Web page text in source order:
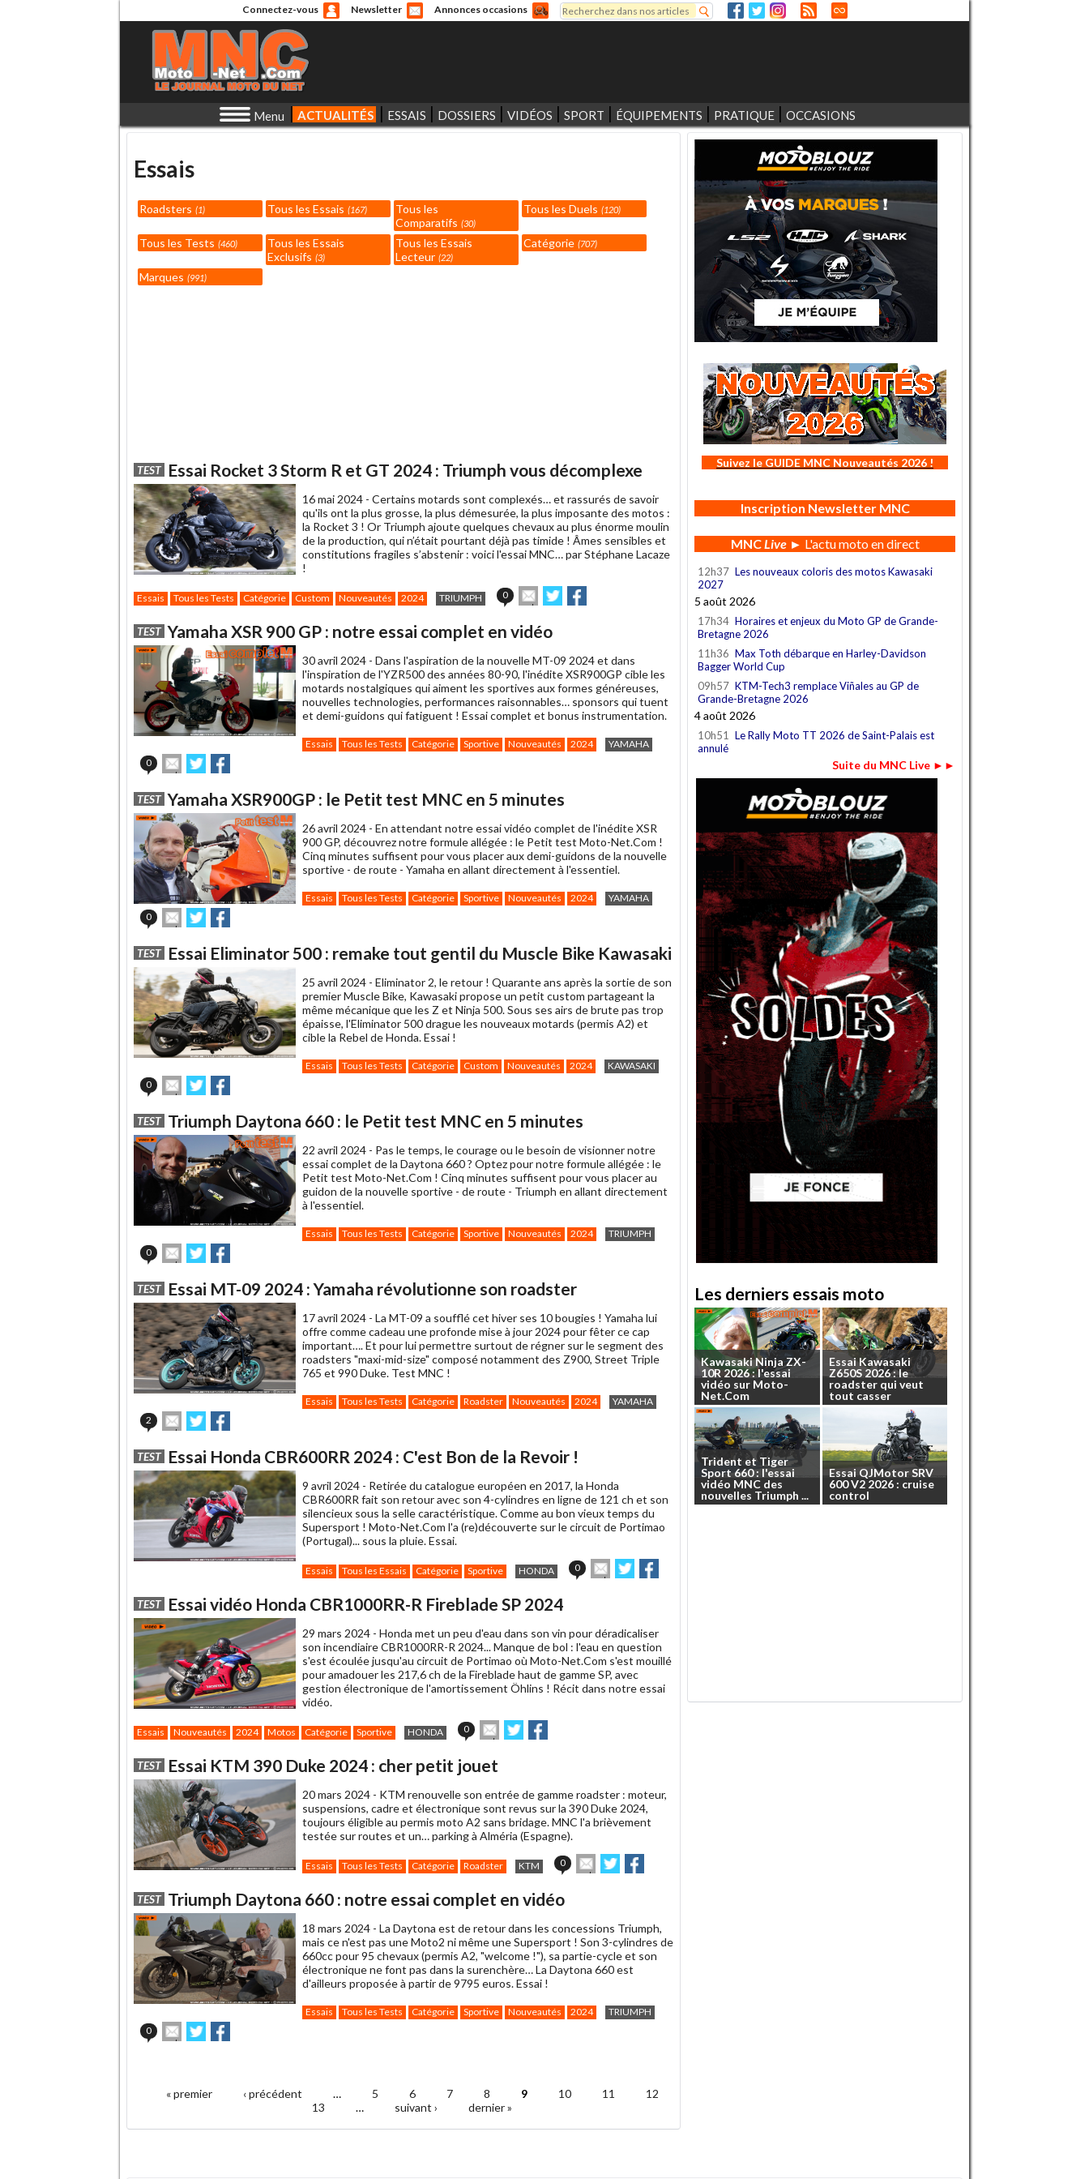
Connectez-vous Newsletter Annonces occasions
Formulaire de recherche
Rechercher
Menu ACTUALITÉS ESSAIS DOSSIERS VIDÉOS SPORT ÉQUIPEMENTS PRATIQUE OCCASIONS
Essais
Roadsters 1 Tous les Essais 167
Tous les
Comparatifs
30
Tous les Duels 120
Tous les Tests 460
Tous les Essais
Exclusifs
3
Tous les Essais
Lecteur 22
Catégorie 707
Marques 991
TEST Essai Rocket 3 Storm R et GT 2024 : Triumph vous décomplexe
16 mai 2024 - Certains motards sont complexés… et rassurés de savoir
qu'ils ont la plus grosse, la plus démesurée, la plus imposante des motos :
la Rocket 3 ! Or Triumph ajoute quelques chevaux au plus énorme moulin
de la production, qui n’était pourtant déjà pas timide ! Âmes sensibles et
constitutions fragiles s’abstenir : voici l'essai MNC… par Stéphane Lacaze
!
Essais Tous les Tests Catégorie Custom Nouveautés 2024 TRIUMPH 0
Envoyer
cet
à
ami
Partager
sur sur
TEST Yamaha XSR 900 GP : notre essai complet en vidéo
30 avril 2024 - Dans l'aspiration de la nouvelle MT-09 2024 et dans
l'inspiration de l'YZR500 des années 80-90, l'inédite XSR900GP cible les
motards nostalgiques qui aiment les sportives aux formes généreuses,
nouvelles technologies, performances raisonnables… sponsors qui tuent
et demi-guidons qui fatiguent ! Essai complet et bonus instrumentation.
Essais Tous les Tests Catégorie Sportive Nouveautés 2024
YAMAHA
0
Envoyer
cet
un
ami
Partager
sur sur
TEST Yamaha XSR900GP : le Petit test MNC en 5 minutes
26 avril 2024 - En attendant notre essai vidéo complet de l'inédite XSR
900 GP, découvrez notre formule allégée : le Petit test Moto-Net.Com !
Cinq minutes suffisent pour vous placer aux demi-guidons de la nouvelle
sportive - de route - Yamaha en allant directement à l'essentiel.
Essais Tous les Tests Catégorie Sportive Nouveautés 2024
YAMAHA
0
Envoyer
cet
ami
Partager
sur sur
TEST Essai Eliminator 500 : remake tout gentil du Muscle Bike Kawasaki
25 avril 2024 - Eliminator 2, le retour ! Quarante ans après la sortie de son
premier Muscle Bike, Kawasaki propose un petit custom partageant la
même mécanique que les Z et Ninja 500. Sous ses airs de brute pas trop
épaisse, l'Eliminator 500 drague les nouveaux motards (permis A2) et
cible la Rebel de Honda. Essai !
Essais Tous les Tests Catégorie Custom Nouveautés 2024
KAWASAKI
0
Envoyer
cet
un
ami
Partager
sur sur
TEST Triumph Daytona 660 : le Petit test MNC en 5 minutes
22 avril 2024 - Pas le temps, le courage ou le besoin de visionner notre
essai complet de la Daytona 660 ? Optez pour notre formule allégée : le
Petit test Moto-Net.Com ! Cinq minutes suffisent pour vous placer au
guidon de la nouvelle sportive - de route - Triumph en allant directement
à l'essentiel.
Essais Tous les Tests Catégorie Sportive Nouveautés 2024
TRIUMPH
0
Envoyer
cet
un
ami
Partager
sur sur
TEST Essai MT-09 2024 : Yamaha révolutionne son roadster
17 avril 2024 - La MT-09 a soufflé cet hiver ses 10 bougies ! Yamaha lui
offre comme cadeau une profonde mise à jour 2024 pour fêter ce cap
important…. Et pour lui permettre surtout de régner sur le segment des
roadsters "maxi-mid-size" composé notamment des Z900, Street Triple
765 et 990 Duke. Test MNC !
Essais Tous les Tests Catégorie Roadster Nouveautés 2024
YAMAHA
2
Envoyer
cet
un
ami
Partager
sur sur
TEST Essai Honda CBR600RR 2024 : C'est Bon de la Revoir !
9 avril 2024 - Retirée du catalogue européen en 2017, la Honda
CBR600RR fait son retour avec son 4-cylindres en ligne de 121 ch et son
silencieux sous la selle caractéristique. Comme au bon vieux temps du
Supersport ! Moto-Net.Com l'a (re)découverte sur le circuit de Portimao
(Portugal)... sous la pluie. Essai.
Essais Tous les Essais Catégorie Sportive HONDA 0
Envoyer
cet
ami
Partager
sur sur
TEST Essai vidéo Honda CBR1000RR-R Fireblade SP 2024
29 mars 2024 - Honda met un peu d'eau dans son vin pour déradicaliser
son incendiaire CBR1000RR-R 2024... Manque de bol : l'eau en question
s'est écoulée jusqu'au circuit de Portimao où Moto-Net.Com s'est mouillé
pour amadouer les 217,6 ch de la Fireblade haut de gamme SP, avec
gestion électronique de l'amortissement Öhlins ! Récit dans notre essai
vidéo.
Essais Nouveautés 2024 Motos Catégorie Sportive HONDA 0
Envoyer
cet
à
ami
Partager
sur sur
TEST Essai KTM 390 Duke 2024 : cher petit jouet
20 mars 2024 - KTM renouvelle son entrée de gamme roadster : moteur,
suspensions, cadre et électronique sont revus sur la 390 Duke 2024,
toujours éligible au permis moto A2 sans bridage. MNC l'a brièvement
testée sur routes et un… parking à Alméria (Espagne).
Essais Tous les Tests Catégorie Roadster KTM 0
Envoyer
cet
ami
Partager
sur sur
TEST Triumph Daytona 660 : notre essai complet en vidéo
18 mars 2024 - La Daytona est de retour dans les concessions Triumph,
mais ce n'est pas une Moto2 ni même une Supersport ! Son 3-cylindres de
660cc pour 95 chevaux (permis A2, "welcome !"), sa partie-cycle et son
électronique ne font pas dans la surenchère… La Daytona 660 est
d'ailleurs proposée à partir de 9795 euros. Essai !
Essais Tous les Tests Catégorie Sportive Nouveautés 2024
TRIUMPH
0
Envoyer
cet
ami
Partager
sur sur
Pages« premier ‹ précédent … 5 6 7 8 9 10 11
12
13
… suivant › dernier »
Suivez le GUIDE MNC Nouveautés 2026 !
Inscription Newsletter MNC
MNCLive► L'actu moto en direct
12h37 Les nouveaux coloris des motos Kawasaki
2027
5 août 2026
17h34 Horaires et enjeux du Moto GP de Grande-
Bretagne 2026
11h36 Max Toth débarque en Harley-Davidson
Bagger World Cup
09h57 KTM-Tech3 remplace Viñales au GP de
Grande-Bretagne 2026
4 août 2026
10h51
Le Rally Moto TT 2026 de Saint-Palais est
annulé
Suite du MNC Live ►►
Les derniers essais moto
KawasakiNinja ZX-
10R2026: l'essai
vidéo sur Moto-
Net.Com
EssaiKawasaki
Z650S 2026:le
roadster qui veut
tout casser
Trident etTiger
Sport660:l'essai
vidéo MNC des
nouvelles Triumph ...
Essai QJMotorSRV
600V2 2026 : cruise
control